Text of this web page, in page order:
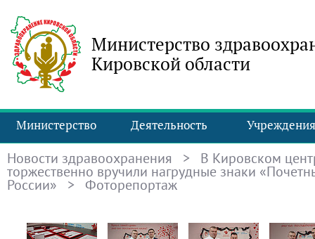
Министерство
Кировской области
Министерство Деятельность Учреждения
Новости здравоохранения > В Кировском
торжественно вручили нагрудные знаки
России» > Фоторепортаж